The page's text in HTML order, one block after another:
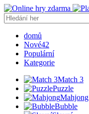
domů
Nové42
Populární
Kategorie
Match 3
Puzzle
Mahjong
Bubble